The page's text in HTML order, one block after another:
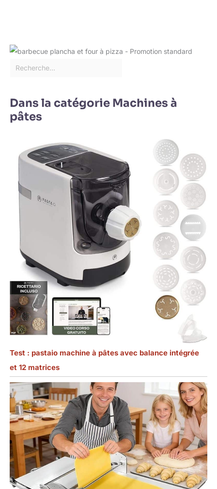
Dans la catégorie Machines à
pâtes
Test : pastaio machine à pâtes avec balance intégrée
et 12 matrices